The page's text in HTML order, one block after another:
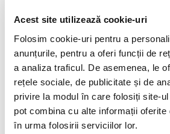
Acest site utilizează cookie-uri
Folosim cookie-uri pentru a
anunțurile, pentru a oferi funcții de
a analiza traficul. De asemenea, le
rețele sociale, de publicitate și de
privire la modul în care folosiți site-
pot combina cu alte informații
în urma folosirii serviciilor lor.
2023 Contabilitate și Informatică de
2023 CONSTRUCȚII MINIERE
2023 AN PREGĂTITOR DE
CETĂȚENI STRĂINI
2023 Administratie Publica si
2022 RESPONSIBLE
PRODUCTION
2022 Programul de formare